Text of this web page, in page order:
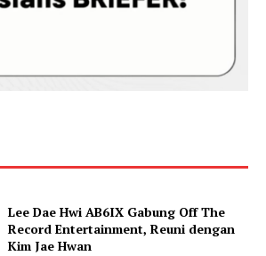
Lee Dae Hwi AB6IX Gabung Off The
Record Entertainment, Reuni dengan
Kim Jae Hwan